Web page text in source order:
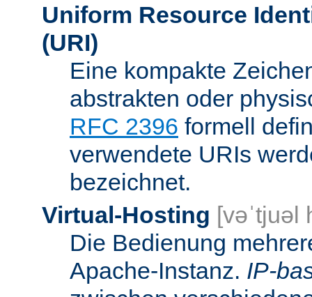
Uniform Resource
(URI)
Eine kompakte
abstrakten oder
RFC 2396 formell
verwendete URIs
bezeichnet.
Virtual-Hosting [vəˈtjuəl
Die Bedienung
Apache-Instanz. IP-